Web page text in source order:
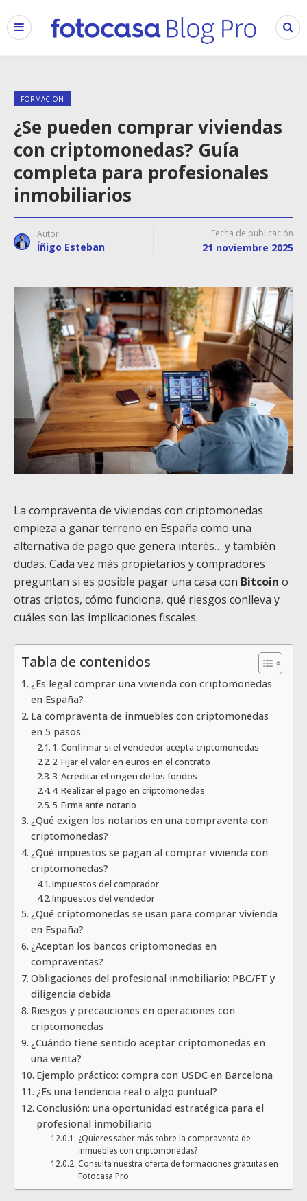
FORMACIÓN
¿Se pueden comprar viviendas
con criptomonedas? Guía
completa para profesionales
inmobiliarios
Autor
Íñigo Esteban
Fecha de publicación
21 noviembre 2025
La compraventa de viviendas con criptomonedas
empieza a ganar terreno en España como una
alternativa de pago que genera interés… y también
dudas. Cada vez más propietarios y compradores
preguntan si es posible pagar una casa con Bitcoin o
otras criptos, cómo funciona, qué riesgos conlleva y
cuáles son las implicaciones fiscales.
Tabla de contenidos
¿Es legal comprar una vivienda con criptomonedas
en España?
La compraventa de inmuebles con criptomonedas
en 5 pasos
1. Confirmar si el vendedor acepta criptomonedas
2. Fijar el valor en euros en el contrato
3. Acreditar el origen de los fondos
4. Realizar el pago en criptomonedas
5. Firma ante notario
¿Qué exigen los notarios en una compraventa con
criptomonedas?
¿Qué impuestos se pagan al comprar vivienda con
criptomonedas?
Impuestos del comprador
Impuestos del vendedor
¿Qué criptomonedas se usan para comprar vivienda
en España?
¿Aceptan los bancos criptomonedas en
compraventas?
Obligaciones del profesional inmobiliario: PBC/FT y
diligencia debida
Riesgos y precauciones en operaciones con
criptomonedas
¿Cuándo tiene sentido aceptar criptomonedas en
una venta?
Ejemplo práctico: compra con USDC en Barcelona
¿Es una tendencia real o algo puntual?
Conclusión: una oportunidad estratégica para el
profesional inmobiliario
¿Quieres saber más sobre la compraventa de
inmuebles con criptomonedas?
Consulta nuestra oferta de formaciones gratuitas en
Fotocasa Pro